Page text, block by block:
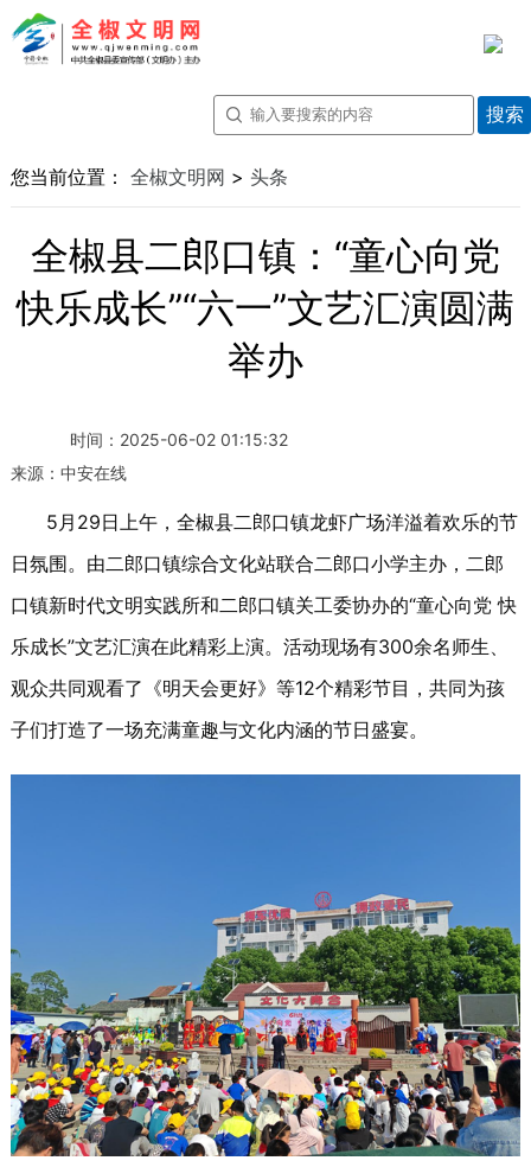
您当前位置： 全椒文明网 > 头条
全椒县二郎口镇：“童心向党
快乐成长”“六一”文艺汇演圆满
举办
时间： 2025-06-02 01:15:32
来源： 中安在线
5月29日上午，全椒县二郎口镇龙虾广场洋溢着欢乐的节
日氛围。由二郎口镇综合文化站联合二郎口小学主办，二郎
口镇新时代文明实践所和二郎口镇关工委协办的“童心向党 快
乐成长”文艺汇演在此精彩上演。活动现场有300余名师生、
观众共同观看了《明天会更好》等12个精彩节目，共同为孩
子们打造了一场充满童趣与文化内涵的节日盛宴。